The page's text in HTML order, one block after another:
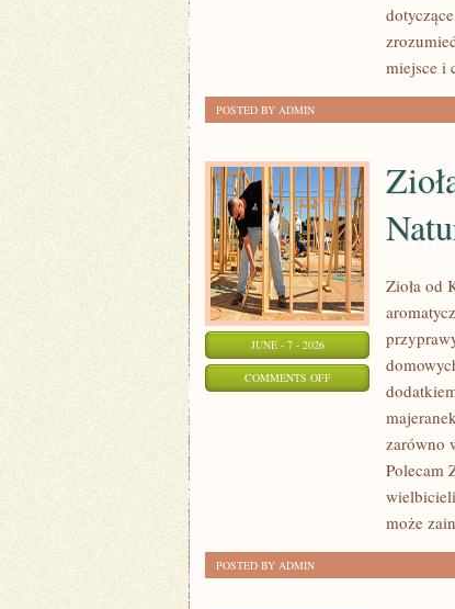
miejsce i
POSTED BY ADMIN
JUNE - 7 - 2026
COMMENTS OFFON
Zioła od
zarówno
Polecam
może
POSTED BY ADMIN